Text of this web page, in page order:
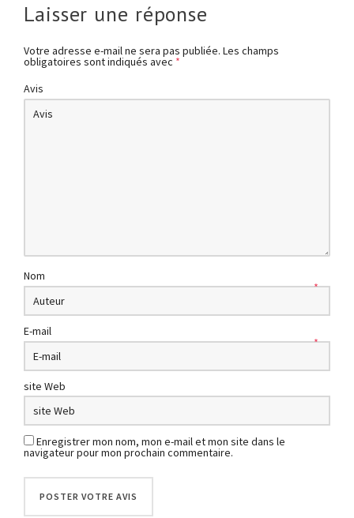
Laisser une réponse
Votre adresse e-mail ne sera pas publiée. Les champs
obligatoires sont indiqués avec *
Avis
Nom
*
E-mail
*
site Web
Enregistrer mon nom, mon e-mail et mon site dans le
navigateur pour mon prochain commentaire.